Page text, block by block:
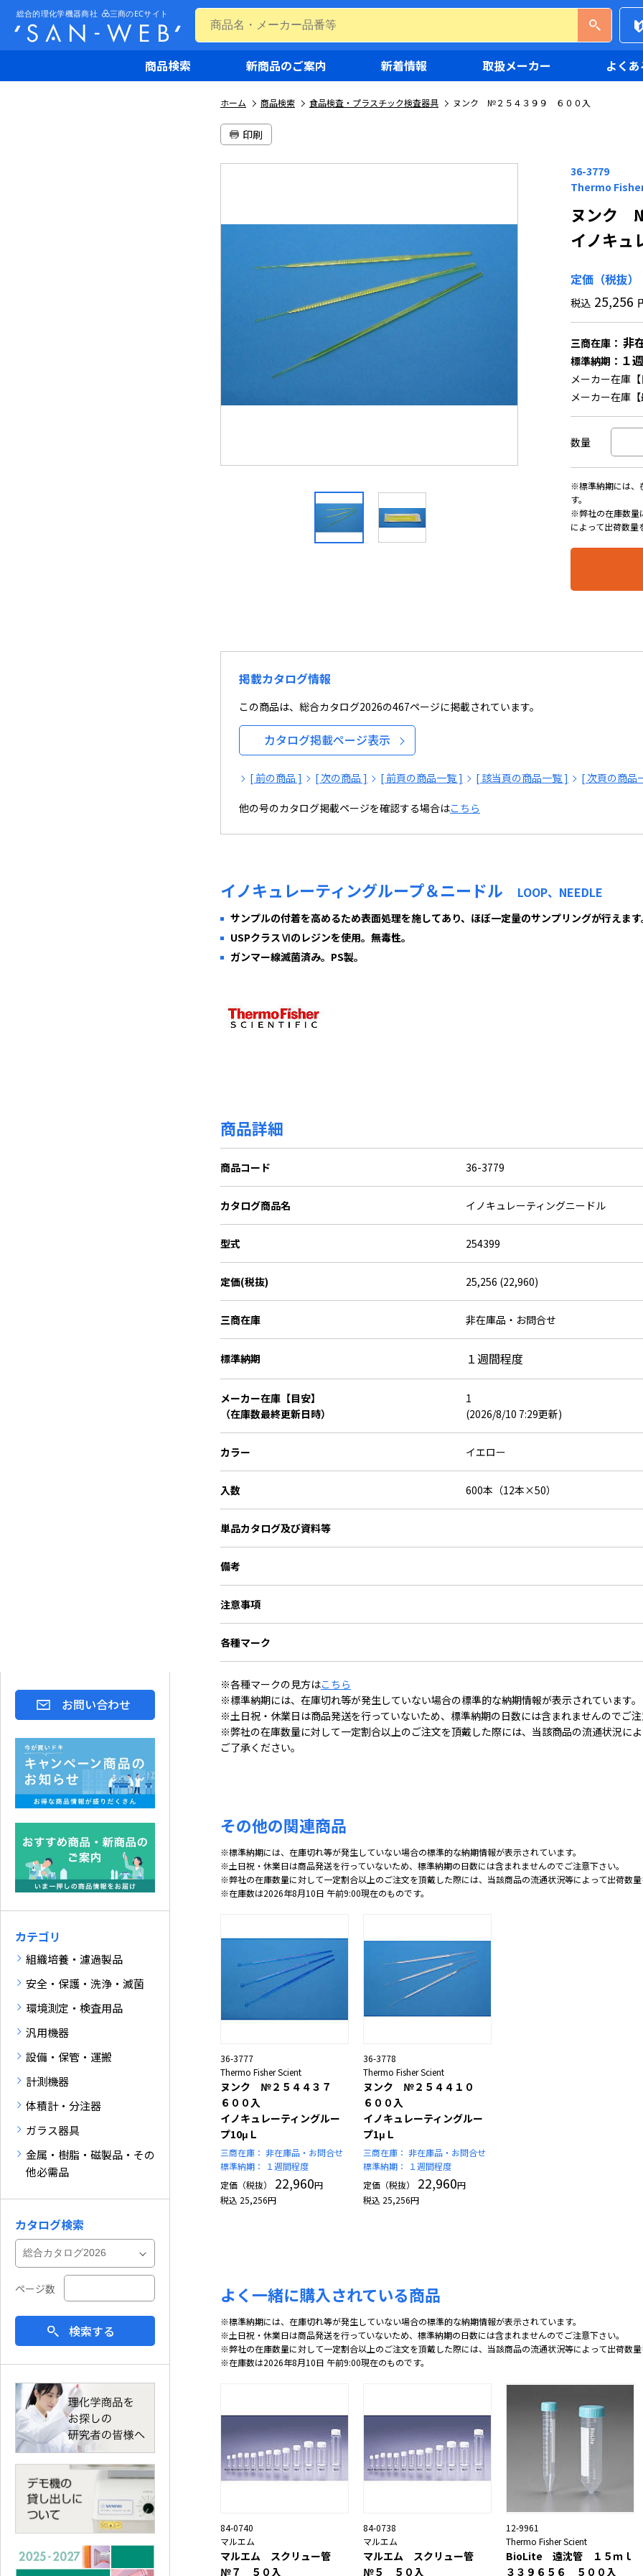
商品検索 新商品のご案内 新着情報 取扱メーカー よく
ホーム 商品検索 食品検査・プラスチック検査器具 ヌンク №２５４３９９ ６００入
印刷
36-3779
Thermo
ヌンク
イノキュ
定価（税抜）
税込 25,256
三商在庫： 非
標準納期： １
メーカー在庫【
メーカー在庫
数量
※標準納期には、
す。
※弊社の在庫数量
によって出荷数量
掲載カタログ情報
この商品は、総合カタログ2026の467ページに掲載されています。
カタログ掲載ページ表示
[ 前の商品 ] [ 次の商品 ] [ 前頁の商品一覧 ] [ 該当頁の商品一覧 ] [ 次頁の商品
他の号のカタログ掲載ページを確認する場合はこちら
イノキュレーティングループ＆ニードル LOOP、NEEDLE
サンプルの付着を高めるため表面処理を施してあり、ほぼ一定量のサンプリングが行えます
USPクラスⅥのレジンを使用。無毒性。
ガンマー線滅菌済み。PS製。
商品詳細
商品コード 36-3779
カタログ商品名 イノキュレーティングニードル
型式 254399
定価(税抜) 25,256 (22,960)
三商在庫 非在庫品・お問合せ
標準納期 １週間程度
メーカー在庫【目安】
（在庫数最終更新日時）
1
(2026/8/10 7:29更新)
カラー イエロー
入数 600本（12本×50）
単品カタログ及び資料等
備考
注意事項
各種マーク
※各種マークの見方はこちら
※標準納期には、在庫切れ等が発生していない場合の標準的な納期情報が表示されています。
※土日祝・休業日は商品発送を行っていないため、標準納期の日数には含まれませんのでご注
※弊社の在庫数量に対して一定割合以上のご注文を頂戴した際には、当該商品の流通状況に
ご了承ください。
その他の関連商品
※標準納期には、在庫切れ等が発生していない場合の標準的な納期情報が表示されています。
※土日祝・休業日は商品発送を行っていないため、標準納期の日数には含まれませんのでご注意下さい。
※弊社の在庫数量に対して一定割合以上のご注文を頂戴した際には、当該商品の流通状況等によって出荷数
※在庫数は2026年8月10日 午前9:00現在のものです。
36-3777
Thermo Fisher Scient
ヌンク №２５４４３７
６００入
イノキュレーティングルー
プ10μＬ
三商在庫： 非在庫品・お問合せ
標準納期：
１週間程度
定価（税抜）
22,960円
税込 25,256円
36-3778
Thermo Fisher Scient
ヌンク №２５４４１０
６００入
イノキュレーティングルー
プ1μＬ
三商在庫： 非在庫品・お問合せ
標準納期：
１週間程度
定価（税抜）
22,960円
税込 25,256円
よく一緒に購入されている商品
※標準納期には、在庫切れ等が発生していない場合の標準的な納期情報が表示されています。
※土日祝・休業日は商品発送を行っていないため、標準納期の日数には含まれませんのでご注意下さい。
※弊社の在庫数量に対して一定割合以上のご注文を頂戴した際には、当該商品の流通状況等によって出荷数
※在庫数は2026年8月10日 午前9:00現在のものです。
84-0740
マルエム
マルエム スクリュー管
№７ ５０入
84-0738
マルエム
マルエム スクリュー管
№５ ５０入
12-9961
Thermo Fisher Scient
BioLite 遠沈管 １５ｍｌ
３３９６５６ ５００入
お問い合わせ
カテゴリ
組織培養・濾過製品
安全・保護・洗浄・滅菌
環境測定・検査用品
汎用機器
設備・保管・運搬
計測機器
体積計・分注器
ガラス器具
金属・樹脂・磁製品・その
他必需品
カタログ検索
ページ数
検索する